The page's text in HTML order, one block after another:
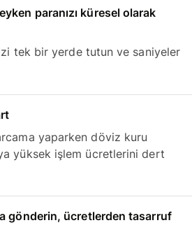
paranızı küresel olarak
tek bir yerde tutun ve saniyeler
yaparken döviz kuru
yüksek işlem ücretlerini dert
gönderin, ücretlerden tasarruf